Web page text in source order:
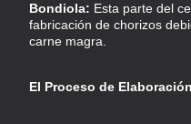
Bondiola: Esta parte del
fabricación de chorizos
carne magra.
El Proceso de